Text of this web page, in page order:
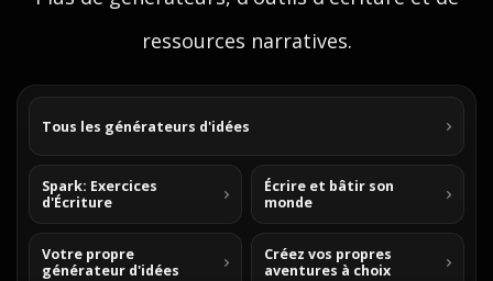
ressources narratives.
Tous les générateurs d'idées
Spark: Exercices
d'Écriture
Écrire et bâtir son
monde
Votre propre
générateur d'idées
Créez vos propres
aventures à choix